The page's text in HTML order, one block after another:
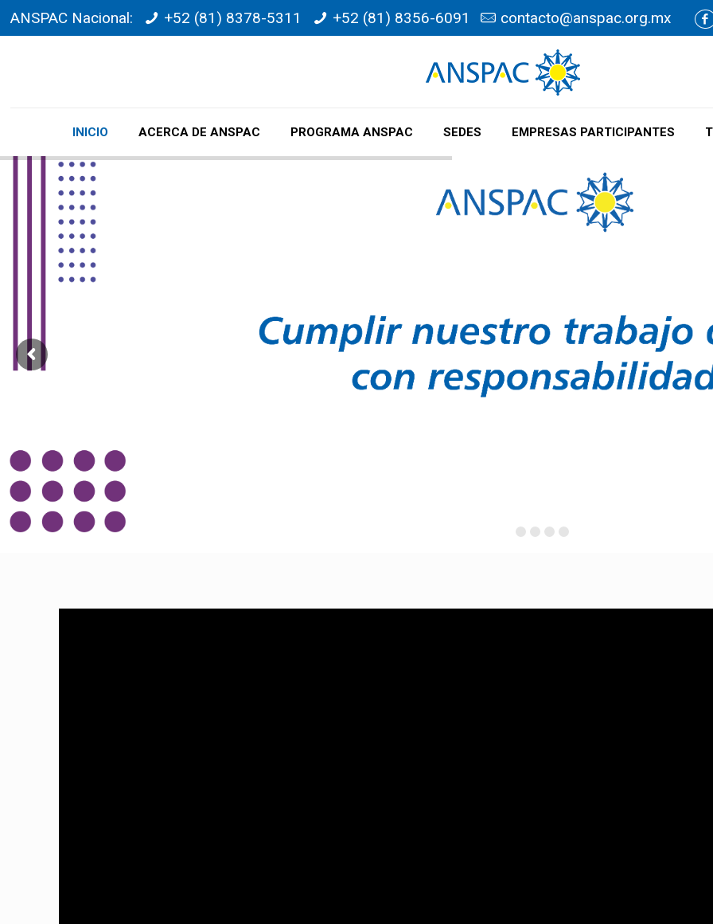
ANSPAC Nacional: +52 (81) 8378-5311 +52 (81) 8356-6091 contacto@anspac.org.mx
INICIO ACERCA DE ANSPAC PROGRAMA ANSPAC SEDES EMPRESAS PARTICIPANTES